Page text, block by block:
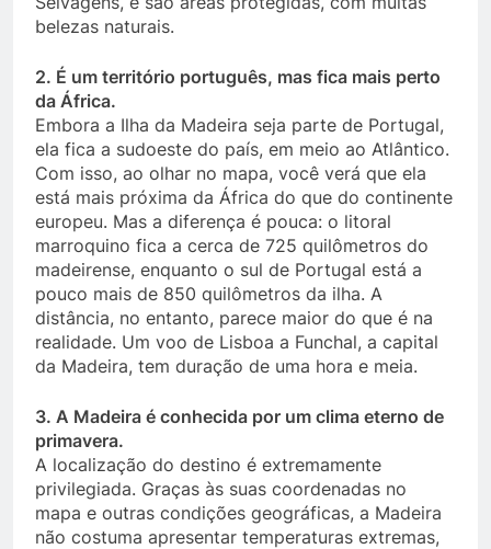
belezas naturais.
2. É um território português, mas fica mais perto
da África.
Embora a Ilha da Madeira seja parte de Portugal,
ela fica a sudoeste do país, em meio ao Atlântico.
Com isso, ao olhar no mapa, você verá que ela
está mais próxima da África do que do continente
europeu. Mas a diferença é pouca: o litoral
marroquino fica a cerca de 725 quilômetros do
madeirense, enquanto o sul de Portugal está a
pouco mais de 850 quilômetros da ilha. A
distância, no entanto, parece maior do que é na
realidade. Um voo de Lisboa a Funchal, a capital
da Madeira, tem duração de uma hora e meia.
3. A Madeira é conhecida por um clima eterno de
primavera.
A localização do destino é extremamente
privilegiada. Graças às suas coordenadas no
mapa e outras condições geográficas, a Madeira
não costuma apresentar temperaturas extremas,